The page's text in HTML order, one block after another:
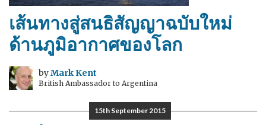
เส้นทางสู่สนธิสัญญาฉบับใหม่
ด้านภูมิอากาศของโลก
byMark Kent
British Ambassador to Argentina
15th September 2015